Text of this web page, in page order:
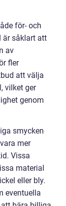
för- och
är såklart att
av
fler
att välja
vilket ger
genom
smycken
mer
Vissa
material
eller bly.
eventuella